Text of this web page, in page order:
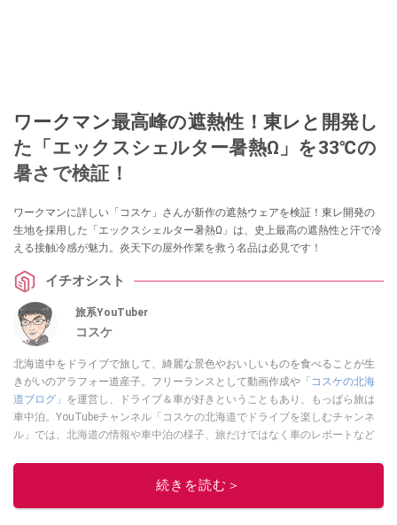
ワークマン最高峰の遮熱性！東レと開発し
た「エックスシェルター暑熱Ω」を33℃の
暑さで検証！
ワークマンに詳しい「コスケ」さんが新作の遮熱ウェアを検証！東レ開発の
生地を採用した「エックスシェルター暑熱Ω」は、史上最高の遮熱性と汗で冷
える接触冷感が魅力。炎天下の屋外作業を救う名品は必見です！
イチオシスト
旅系YouTuber
コスケ
北海道中をドライブで旅して、綺麗な景色やおいしいものを食べることが生
きがいのアラフォー道産子。フリーランスとして動画作成や 「コスケの北海
道ブログ」 を運営し、ドライブ＆車が好きということもあり、もっぱら旅は
車中泊。YouTubeチャンネル「コスケの北海道でドライブを楽しむチャンネ
ル」では、北海道の情報や車中泊の様子、旅だけではなく車のレポートなど
このイチオシストの他の記事を読む
続きを読む＞